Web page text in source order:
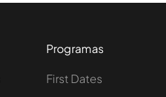
Programas
First Dates